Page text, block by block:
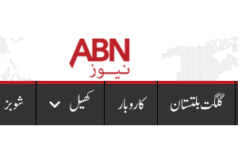
گلگت بلتستان کاروبار کھیل شوبز